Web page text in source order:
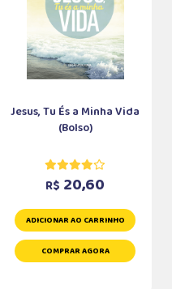
Jesus, Tu És a Minha Vida
(Bolso)
R$ 20,60
ADICIONAR AO CARRINHO
COMPRAR AGORA